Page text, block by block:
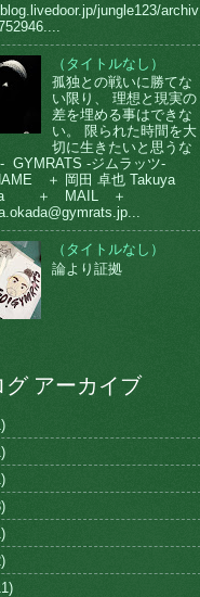
jungle123/archiv
（タイトルなし）
孤独との戦いに勝てな
い限り、 理想と現実の
差を埋める事はできな
い。 限られた時間を大
切に生きたいと思うな
GYMRATS -ジムラッツ-
＋ 岡田 卓也 Takuya
＋ MAIL ＋
（タイトルなし）
論より証拠
グ アーカイブ